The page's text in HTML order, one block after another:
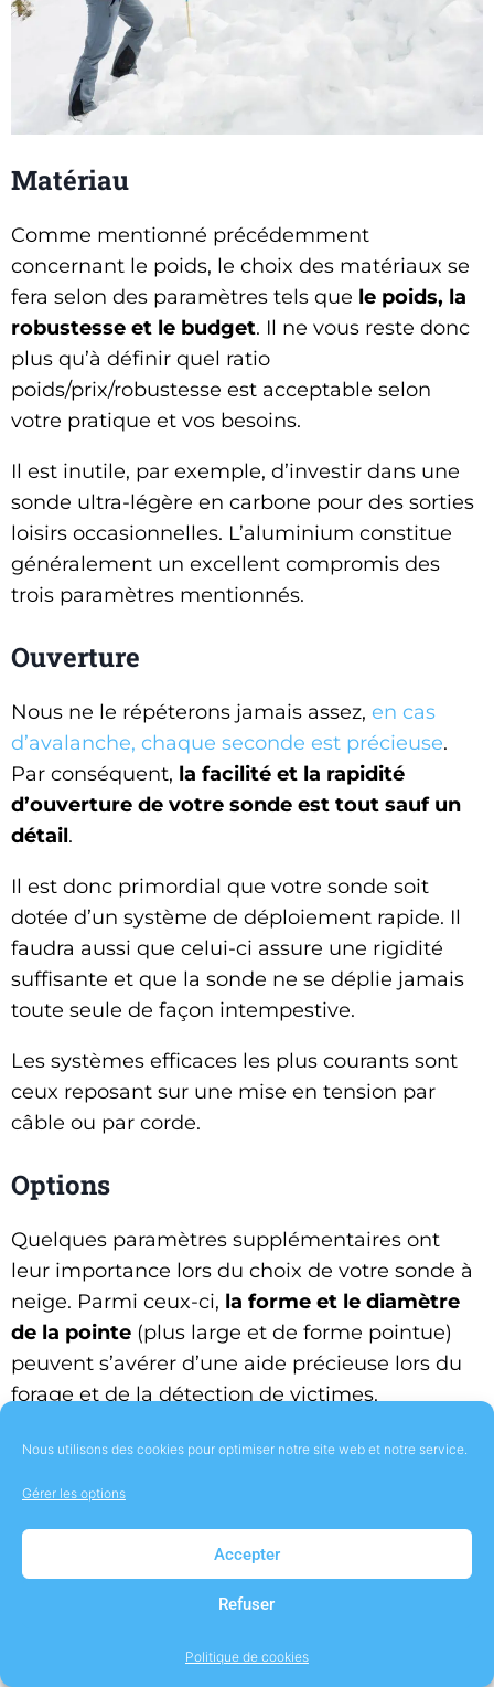
Nous utilisons des cookies pour optimiser notre site web et notre service.
Gérer les options
Accepter
Refuser
Politique de cookies
Matériau
Comme mentionné précédemment
concernant le poids, le choix des matériaux se
fera selon des paramètres tels que le poids, la
robustesse et le budget. Il ne vous reste donc
plus qu’à définir quel ratio
poids/prix/robustesse est acceptable selon
votre pratique et vos besoins.
Il est inutile, par exemple, d’investir dans une
sonde ultra-légère en carbone pour des sorties
loisirs occasionnelles. L’aluminium constitue
généralement un excellent compromis des
trois paramètres mentionnés.
Ouverture
Nous ne le répéterons jamais assez, en cas
d’avalanche, chaque seconde est précieuse.
Par conséquent, la facilité et la rapidité
d’ouverture de votre sonde est tout sauf un
détail.
Il est donc primordial que votre sonde soit
dotée d’un système de déploiement rapide. Il
faudra aussi que celui-ci assure une rigidité
suffisante et que la sonde ne se déplie jamais
toute seule de façon intempestive.
Les systèmes efficaces les plus courants sont
ceux reposant sur une mise en tension par
câble ou par corde.
Options
Quelques paramètres supplémentaires ont
leur importance lors du choix de votre sonde à
neige. Parmi ceux-ci, la forme et le diamètre
de la pointe (plus large et de forme pointue)
peuvent s’avérer d’une aide précieuse lors du
forage et de la détection de victimes.
Enfin, il n’y a pas que la longueur de la sonde
volume de rangement
sans surprise, le meilleur ratio est celui d’une
taille minimale rangée pour une longueur
maximale dépliée. En général, cette compacité